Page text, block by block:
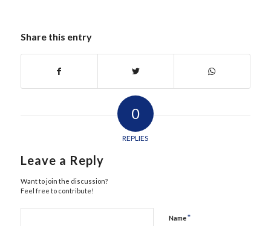
Share this entry
0
REPLIES
Leave a Reply
Want to join the discussion?
Feel free to contribute!
Name*